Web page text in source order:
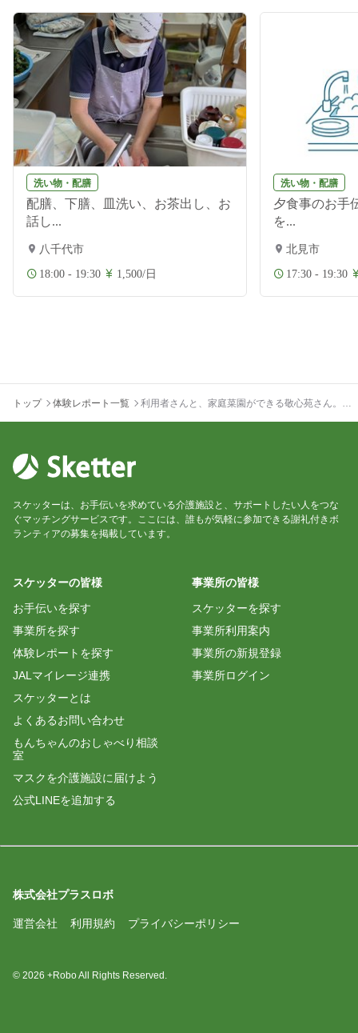
洗い物・配膳
配膳、下膳、皿洗い、お茶出し、お
話し...
八千代市
18:00 - 19:30 1,500/日
洗い物・配膳
夕食事のお手
を...
北見市
17:30 - 19:30
トップ 体験レポート一覧
利用者さんと、家庭菜園ができる敬心苑さん。素
スケッターは、お手伝いを求めている介護施設と、サポートしたい人をつな
ぐマッチングサービスです。ここには、誰もが気軽に参加できる謝礼付きボ
ランティアの募集を掲載しています。
スケッターの皆様
お手伝いを探す
事業所を探す
体験レポートを探す
JALマイレージ連携
スケッターとは
よくあるお問い合わせ
もんちゃんのおしゃべり相談
室
マスクを介護施設に届けよう
公式LINEを追加する
事業所の皆様
スケッターを探す
事業所利用案内
事業所の新規登録
事業所ログイン
株式会社プラスロボ
運営会社 利用規約 プライバシーポリシー
© 2026 +Robo All Rights Reserved.